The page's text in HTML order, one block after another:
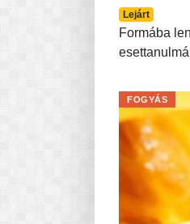
Lejárt
Formába
FOGYÁS